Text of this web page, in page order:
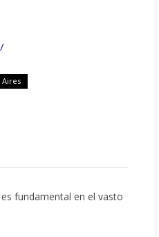
Aires
fundamental en el vasto